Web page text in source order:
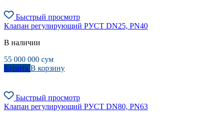
Быстрый просмотр
Клапан регулирующий РУСТ DN25, PN40
В наличии
55 000 000 сум
Купить В корзину
Быстрый просмотр
Клапан регулирующий РУСТ DN80, PN63